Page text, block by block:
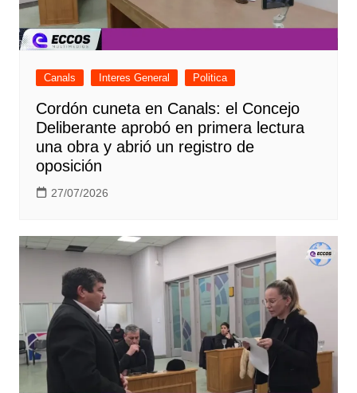
Canals Interes General Politica
Cordón cuneta en Canals: el Concejo
Deliberante aprobó en primera lectura
una obra y abrió un registro de
oposición
27/07/2026